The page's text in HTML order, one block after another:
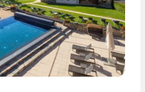
l’offre
"Valais
Alpine
Bike
-
Variante